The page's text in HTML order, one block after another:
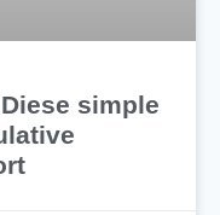
simple